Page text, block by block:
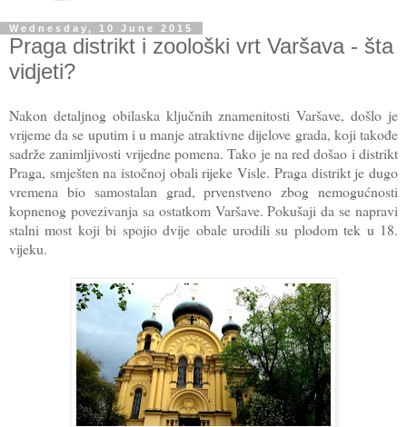
Wednesday, 10 June 2015
Praga distrikt i zoološki vrt Varšava - šta
vidjeti?
Nakon detaljnog obilaska ključnih znamenitosti Varšave, došlo je
vrijeme da se uputim i u manje atraktivne dijelove grada, koji takođe
sadrže zanimljivosti vrijedne pomena. Tako je na red došao i distrikt
Praga, smješten na istočnoj obali rijeke Visle. Praga distrikt je dugo
vremena bio samostalan grad, prvenstveno zbog nemogućnosti
kopnenog povezivanja sa ostatkom Varšave. Pokušaji da se napravi
stalni most koji bi spojio dvije obale urodili su plodom tek u 18.
vijeku.